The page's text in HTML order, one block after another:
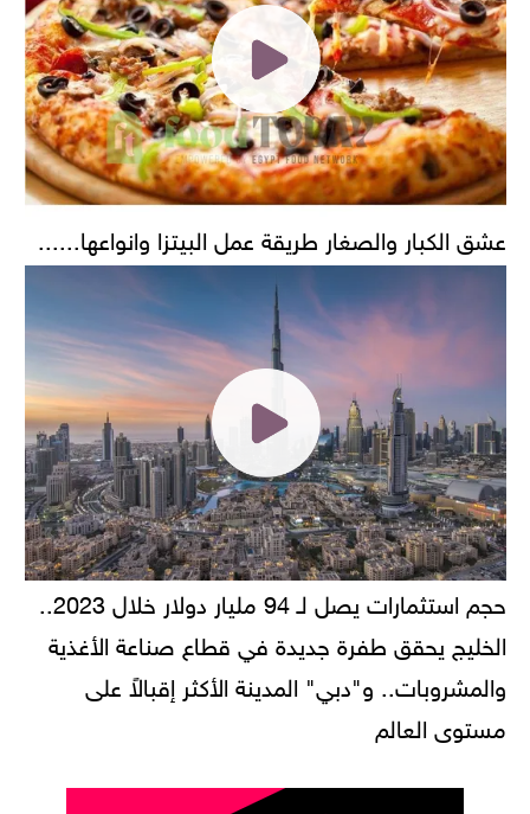
عشق الكبار والصغار طريقة عمل البيتزا وانواعها......
حجم استثمارات يصل لـ 94 مليار دولار خلال 2023..
الخليج يحقق طفرة جديدة في قطاع صناعة الأغذية
والمشروبات.. و"دبي" المدينة الأكثر إقبالاً على
مستوى العالم